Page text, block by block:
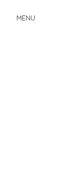
MENU